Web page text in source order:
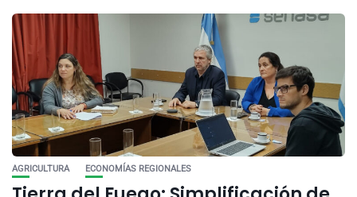
AGRICULTURA ECONOMÍAS REGIONALES